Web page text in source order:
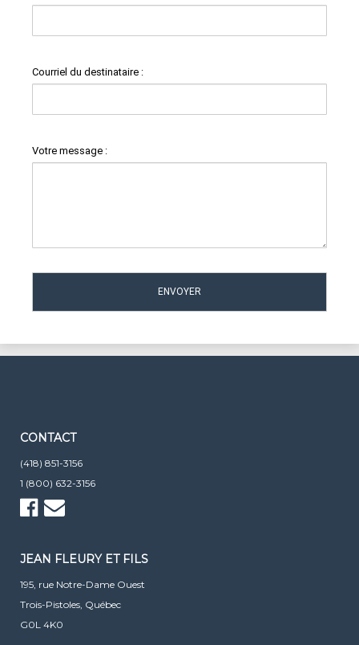
Courriel du destinataire :
Votre message :
CONTACT
(418) 851-3156
1 (800) 632-3156
JEAN FLEURY ET FILS
195, rue Notre-Dame Ouest
Trois-Pistoles, Québec
G0L 4K0